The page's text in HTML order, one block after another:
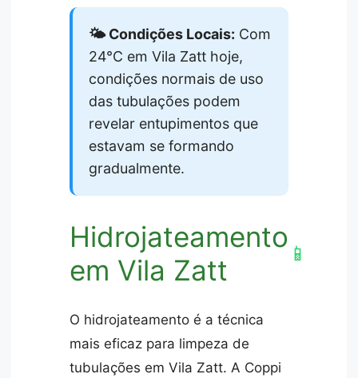
🌤️ Condições Locais: Com
24°C em Vila Zatt hoje,
condições normais de uso
das tubulações podem
revelar entupimentos que
estavam se formando
gradualmente.
Hidrojateamento
em Vila Zatt
📱
O hidrojateamento é a técnica
mais eficaz para limpeza de
tubulações em Vila Zatt. A Coppi